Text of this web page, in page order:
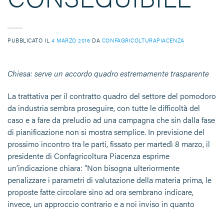
PUBBLICATO IL 4 MARZO 2016 DA CONFAGRICOLTURAPIACENZA
Chiesa: serve un accordo quadro estremamente trasparente
La trattativa per il contratto quadro del settore del pomodoro
da industria sembra proseguire, con tutte le difficoltà del
caso e a fare da preludio ad una campagna che sin dalla fase
di pianificazione non si mostra semplice. In previsione del
prossimo incontro tra le parti, fissato per martedì 8 marzo, il
presidente di Confagricoltura Piacenza esprime
un’indicazione chiara: ”Non bisogna ulteriormente
penalizzare i parametri di valutazione della materia prima, le
proposte fatte circolare sino ad ora sembrano indicare,
invece, un approccio contrario e a noi inviso in quanto